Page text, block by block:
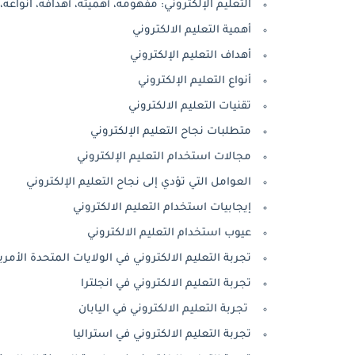
التعليم الإلكتروني: مفهومه، أهميته، أهدافه،
أهمية التعليم الالكتروني
أهداف التعليم الإلكتروني
أنواع التعليم الإلكتروني
تقنيات التعليم الالكتروني
متطلبات نجاح التعليم الإلكتروني
مجالات استخدام التعليم الإلكتروني
العوامل التي تؤدي إلى نجاح التعليم الإلكتروني
إيجابيات استخدام التعليم الالكتروني
عيوب استخدام التعليم الالكتروني
تجربة التعليم الالكتروني في الولايات المتحدة
تجربة التعليم الالكتروني في انجلترا
تجربة التعليم الالكتروني في اليابان
تجربة التعليم الالكتروني في استراليا